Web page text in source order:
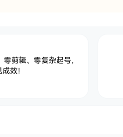
剪辑、零复杂起号，
效！